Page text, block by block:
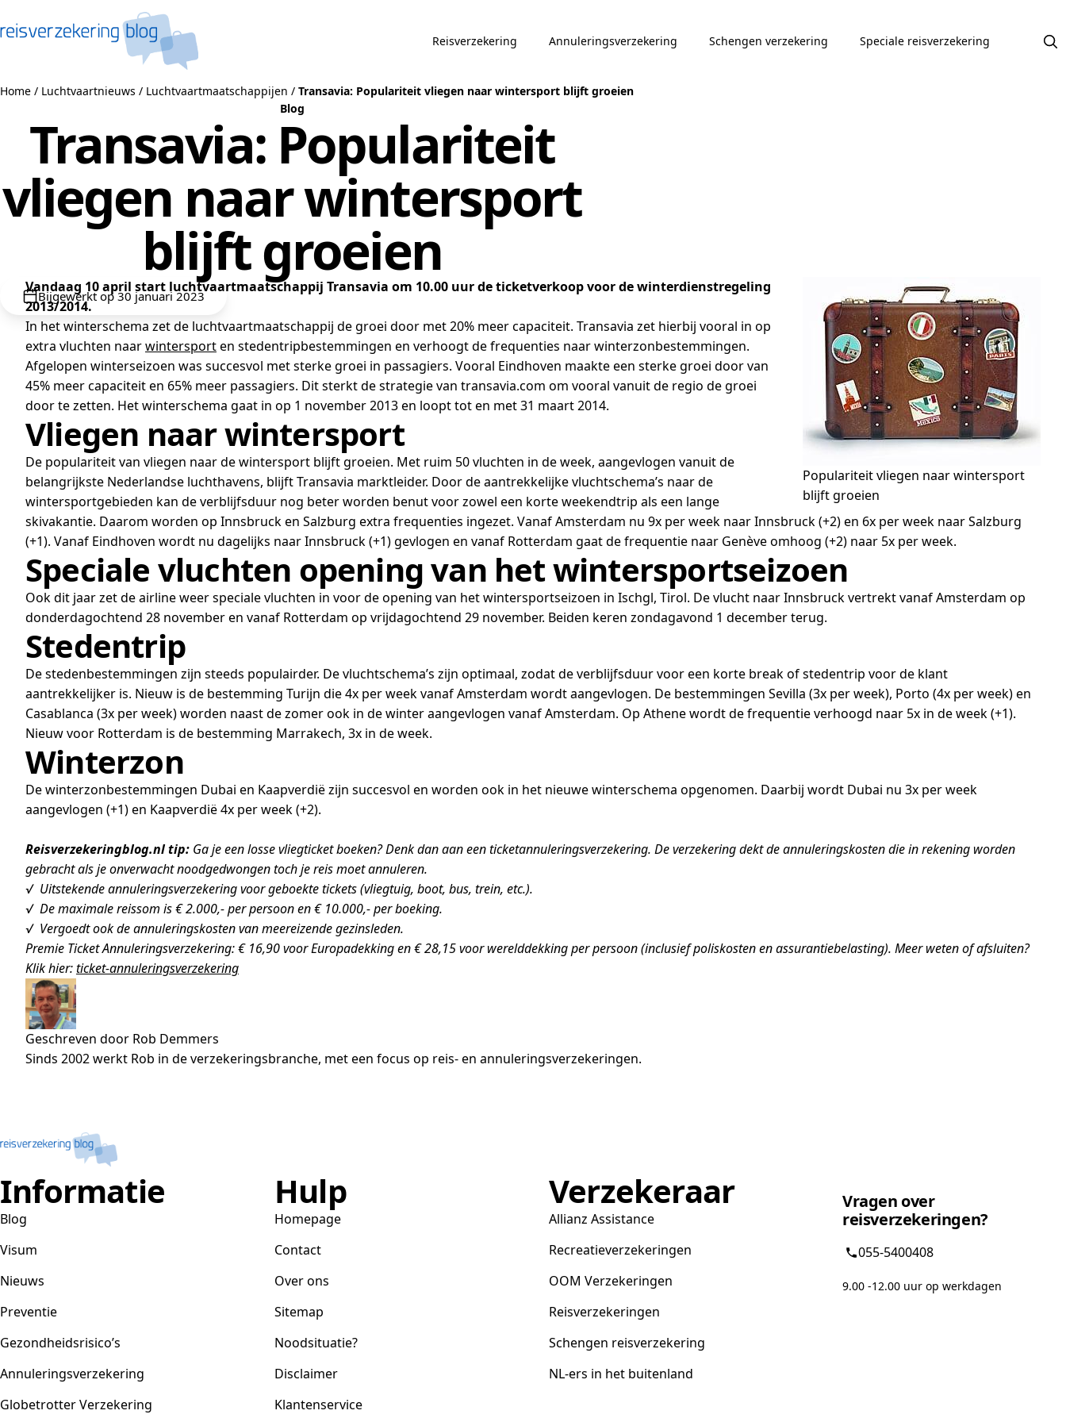
Reisverzekering Annuleringsverzekering Schengen verzekering Speciale reisverzekering
Home / Luchtvaartnieuws / Luchtvaartmaatschappijen / Transavia: Populariteit vliegen naar wintersport blijft groeien
Blog
Transavia: Populariteit
vliegen naar wintersport
blijft groeien
Bijgewerkt op 30 januari 2023
Populariteit vliegen naar wintersport
blijft groeien
Vandaag 10 april start luchtvaartmaatschappij Transavia om 10.00 uur de ticketverkoop voor de winterdienstregeling
2013/2014.
In het winterschema zet de luchtvaartmaatschappij de groei door met 20% meer capaciteit. Transavia zet hierbij vooral in op
extra vluchten naarwintersporten stedentripbestemmingen en verhoogt de frequenties naar winterzonbestemmingen.
Afgelopen winterseizoen was succesvol met sterke groei in passagiers. Vooral Eindhoven maakte een sterke groei door van
45% meer capaciteit en 65% meer passagiers. Dit sterkt de strategie van transavia.com om vooral vanuit de regio de groei
door te zetten. Het winterschema gaat in op 1 november 2013 en loopt tot en met 31 maart 2014.
Vliegen naar wintersport
De populariteit van vliegen naar de wintersport blijft groeien. Met ruim 50 vluchten in de week, aangevlogen vanuit de
belangrijkste Nederlandse luchthavens, blijft Transavia marktleider. Door de aantrekkelijke vluchtschema’s naar de
wintersportgebieden kan de verblijfsduur nog beter worden benut voor zowel een korte weekendtrip als een lange
skivakantie. Daarom worden op Innsbruck en Salzburg extra frequenties ingezet. Vanaf Amsterdam nu 9x per week naar Innsbruck (+2) en 6x per week naar Salzburg
(+1). Vanaf Eindhoven wordt nu dagelijks naar Innsbruck (+1) gevlogen en vanaf Rotterdam gaat de frequentie naar Genève omhoog (+2) naar 5x per week.
Speciale vluchten opening van het wintersportseizoen
Ook dit jaar zet de airline weer speciale vluchten in voor de opening van het wintersportseizoen in Ischgl, Tirol. De vlucht naar Innsbruck vertrekt vanaf Amsterdam op
donderdagochtend 28 november en vanaf Rotterdam op vrijdagochtend 29 november. Beiden keren zondagavond 1 december terug.
Stedentrip
De stedenbestemmingen zijn steeds populairder. De vluchtschema’s zijn optimaal, zodat de verblijfsduur voor een korte break of stedentrip voor de klant
aantrekkelijker is. Nieuw is de bestemming Turijn die 4x per week vanaf Amsterdam wordt aangevlogen. De bestemmingen Sevilla (3x per week), Porto (4x per week) en
Casablanca (3x per week) worden naast de zomer ook in de winter aangevlogen vanaf Amsterdam. Op Athene wordt de frequentie verhoogd naar 5x in de week (+1).
Nieuw voor Rotterdam is de bestemming Marrakech, 3x in de week.
Winterzon
De winterzonbestemmingen Dubai en Kaapverdië zijn succesvol en worden ook in het nieuwe winterschema opgenomen. Daarbij wordt Dubai nu 3x per week
aangevlogen (+1) en Kaapverdië 4x per week (+2).
Reisverzekeringblog.nl tip: Ga je een losse vliegticket boeken? Denk dan aan een ticketannuleringsverzekering. De verzekering dekt de annuleringskosten die in rekening worden
gebracht als je onverwacht noodgedwongen toch je reis moet annuleren.
√ Uitstekende annuleringsverzekering voor geboekte tickets (vliegtuig, boot, bus, trein, etc.).
√ De maximale reissom is € 2.000,- per persoon en € 10.000,- per boeking.
√ Vergoedt ook de annuleringskosten van meereizende gezinsleden.
Premie Ticket Annuleringsverzekering: € 16,90 voor Europadekking en € 28,15 voor werelddekking per persoon (inclusief poliskosten en assurantiebelasting). Meer weten of afsluiten?
Klik hier:ticket-annuleringsverzekering
Geschreven door Rob Demmers
Sinds 2002 werkt Rob in de verzekeringsbranche, met een focus op reis- en annuleringsverzekeringen.
Informatie
Blog
Visum
Nieuws
Preventie
Gezondheidsrisico’s
Annuleringsverzekering
Globetrotter Verzekering
Hulp
Homepage
Contact
Over ons
Sitemap
Noodsituatie?
Disclaimer
Klantenservice
Verzekeraar
Allianz Assistance
Recreatieverzekeringen
OOM Verzekeringen
Reisverzekeringen
Schengen reisverzekering
NL-ers in het buitenland
Vragen over
reisverzekeringen?
055-5400408
9.00 -12.00 uur op werkdagen